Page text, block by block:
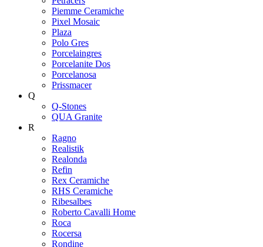
Piemme Ceramiche
Pixel Mosaic
Plaza
Polo Gres
Porcelaingres
Porcelanite Dos
Porcelanosa
Prissmacer
Q
Q-Stones
QUA Granite
R
Ragno
Realistik
Realonda
Refin
Rex Ceramiche
RHS Ceramiche
Ribesalbes
Roberto Cavalli Home
Roca
Rocersa
Rondine